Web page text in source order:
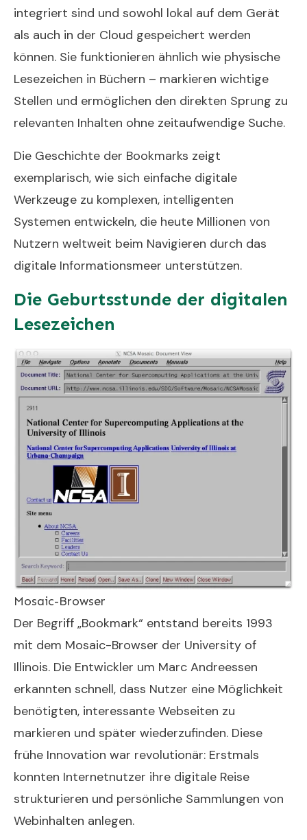
integriert sind und sowohl lokal auf dem Gerät
als auch in der Cloud gespeichert werden
können. Sie funktionieren ähnlich wie physische
Lesezeichen in Büchern – markieren wichtige
Stellen und ermöglichen den direkten Sprung zu
relevanten Inhalten ohne zeitaufwendige Suche.
Die Geschichte der Bookmarks zeigt
exemplarisch, wie sich einfache digitale
Werkzeuge zu komplexen, intelligenten
Systemen entwickeln, die heute Millionen von
Nutzern weltweit beim Navigieren durch das
digitale Informationsmeer unterstützen.
Die Geburtsstunde der digitalen
Lesezeichen
Mosaic-Browser
Der Begriff „Bookmark“ entstand bereits 1993
mit dem Mosaic-Browser der University of
Illinois. Die Entwickler um Marc Andreessen
erkannten schnell, dass Nutzer eine Möglichkeit
benötigten, interessante Webseiten zu
markieren und später wiederzufinden. Diese
frühe Innovation war revolutionär: Erstmals
konnten Internetnutzer ihre digitale Reise
strukturieren und persönliche Sammlungen von
Webinhalten anlegen.